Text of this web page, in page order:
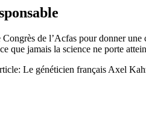
de l’Acfas pour donner
que jamais la science ne porte
Le généticien français Axel